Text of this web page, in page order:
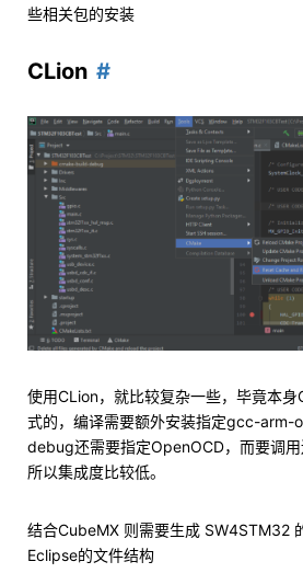
些相关包的安装
CLion
使用CLion，就比较复杂一些，毕竟本身
式的，编译需要额外安装指定gcc-arm-
debug还需要指定OpenOCD，而要调用
所以集成度比较低。
结合CubeMX 则需要生成 SW4STM32
Eclipse的文件结构